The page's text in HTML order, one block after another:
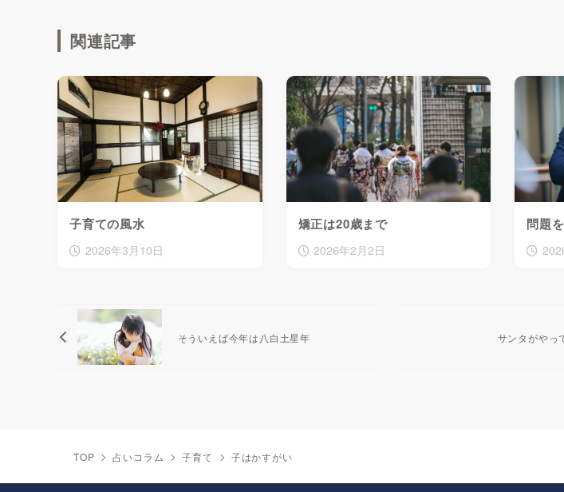
関連記事
子育ての風水
2026年3月10日
矯正は20歳まで
2026年2月2日
問題
そういえば今年は八白土星年 サンタがやっ
TOP 占いコラム 子育て 子はかすがい